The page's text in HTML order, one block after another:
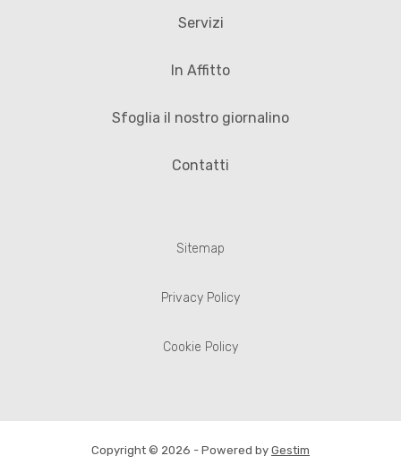
Servizi
In Affitto
Sfoglia il nostro giornalino
Contatti
Sitemap
Privacy Policy
Cookie Policy
Copyright © 2026 - Powered by Gestim